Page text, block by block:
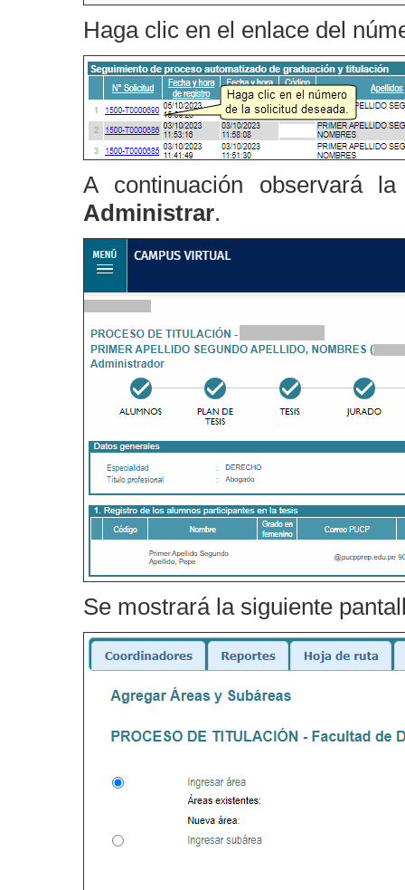
Haga clic en el enlace del
A continuación observará
Administrar.
Se mostrará la siguiente